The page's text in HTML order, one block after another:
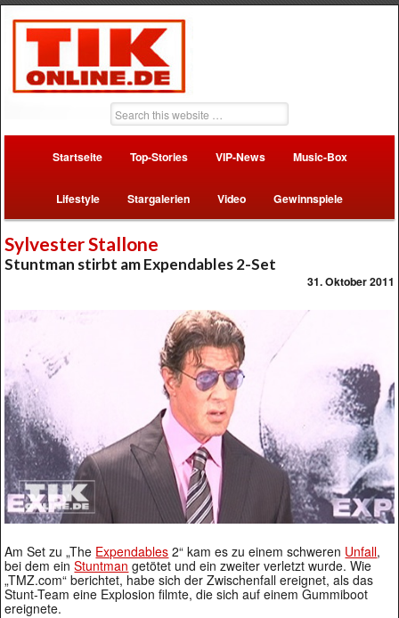
Startseite Top-Stories VIP-News Music-Box
Lifestyle Stargalerien Video Gewinnspiele
Sylvester Stallone
Stuntman stirbt am Expendables 2-Set
31. Oktober 2011
Am Set zu „The Expendables 2“ kam es zu einem schweren Unfall,
bei dem einStuntman getötet und ein zweiter verletzt wurde. Wie
„TMZ.com“ berichtet, habe sich der Zwischenfall ereignet, als das
Stunt-Team eine Explosion filmte, die sich auf einem Gummiboot
ereignete.